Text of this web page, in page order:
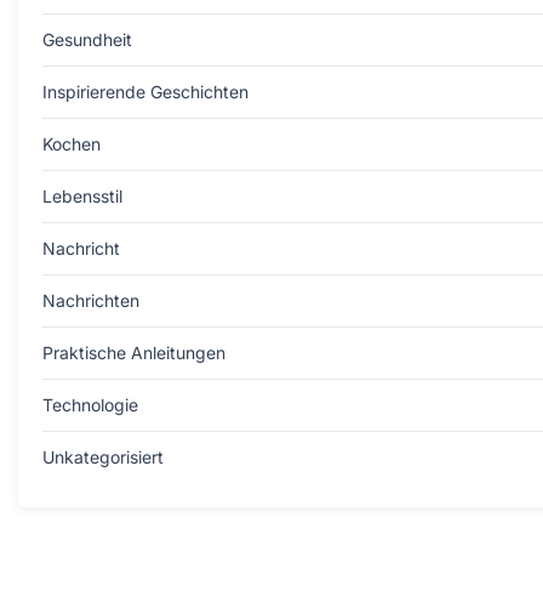
Gesundheit
Inspirierende Geschichten
Kochen
Lebensstil
Nachricht
Nachrichten
Praktische Anleitungen
Technologie
Unkategorisiert